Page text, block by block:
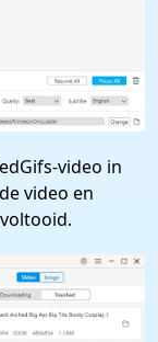
video in
video en